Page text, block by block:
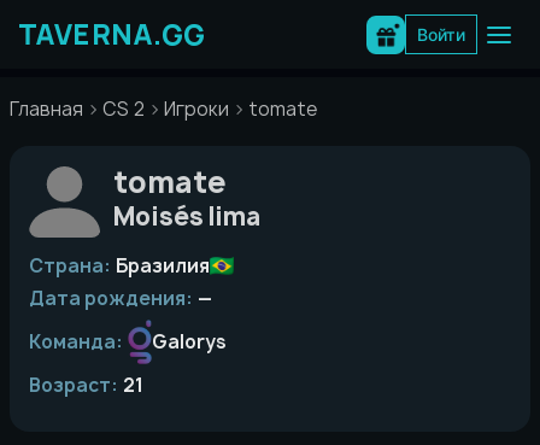
содержимому
Войти
Главная CS 2 Игроки tomate
tomate
Moisés lima
Страна: Бразилия
Дата рождения: —
Команда:
Galorys
Возраст: 21